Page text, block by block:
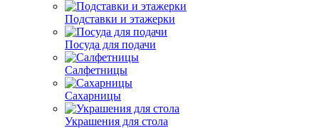
Подставки и этажерки
Посуда для подачи
Салфетницы
Сахарницы
Украшения для стола